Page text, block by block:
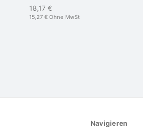
18,17 €
15,27 € Ohne MwSt
Navigieren